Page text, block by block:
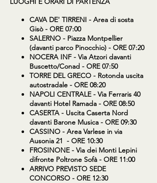
CAVA DE' TIRRENI - Area di sosta
Gisò - ORE 07:00
SALERNO - Piazza Montpellier
(davanti parco Pinocchio) - ORE 07:20
NOCERA INF - Via Atzori davanti
Buscetto/Conad - ORE 07:50
TORRE DEL GRECO - Rotonda uscita
autostradale - ORE 08:20
NAPOLI CENTRALE- Via Ferraris 40
davanti Hotel Ramada - ORE 08:50
CASERTA - Uscita Caserta Nord
davanti Barone Musica - ORE 09:30
CASSINO - Area Varlese in via
Ausonia 21 - ORE 10:30
FROSINONE- Via dei Monti Lepini
difronte Poltrone Sofà - ORE 11:00
ARRIVO PREVISTO SEDE
CONCORSO - ORE 12:30